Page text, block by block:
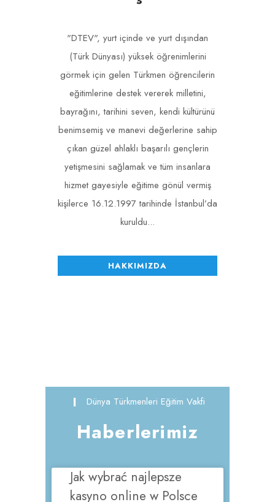
"DTEV", yurt içinde ve yurt dışından
(Türk Dünyası) yüksek öğrenimlerini
görmek için gelen Türkmen öğrencilerin
eğitimlerine destek vererek milletini,
bayrağını, tarihini seven, kendi kültürünü
benimsemiş ve manevi değerlerine sahip
çıkan güzel ahlaklı başarılı gençlerin
yetişmesini sağlamak ve tüm insanlara
hizmet gayesiyle eğitime gönül vermiş
kişilerce 16.12.1997 tarihinde İstanbul’da
kuruldu...
HAKKIMIZDA
Dünya Türkmenleri Eğitim Vakfi
Haberlerimiz
Jak wybrać najlepsze
kasyno online w Polsce